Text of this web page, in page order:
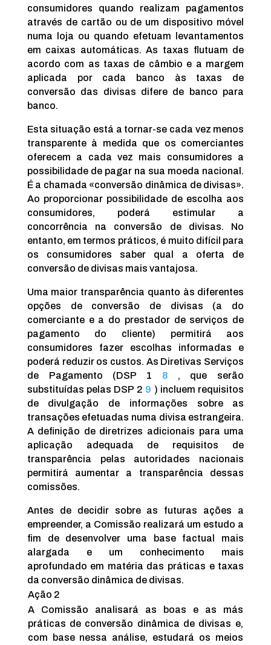
consumidores quando realizam pagamentos
através de cartão ou de um dispositivo móvel
numa loja ou quando efetuam levantamentos
em caixas automáticas. As taxas flutuam de
acordo com as taxas de câmbio e a margem
aplicada por cada banco às taxas de
conversão das divisas difere de banco para
banco.
Esta situação está a tornar-se cada vez menos
transparente à medida que os comerciantes
oferecem a cada vez mais consumidores a
possibilidade de pagar na sua moeda nacional.
É a chamada «conversão dinâmica de divisas».
Ao proporcionar possibilidade de escolha aos
consumidores, poderá estimular a
concorrência na conversão de divisas. No
entanto, em termos práticos, é muito difícil para
os consumidores saber qual a oferta de
conversão de divisas mais vantajosa.
Uma maior transparência quanto às diferentes
opções de conversão de divisas (a do
comerciante e a do prestador de serviços de
pagamento do cliente) permitirá aos
consumidores fazer escolhas informadas e
poderá reduzir os custos. As Diretivas Serviços
de Pagamento (DSP 1
8
, que serão
substituídas pelas DSP 2 9 ) incluem requisitos
de divulgação de informações sobre as
transações efetuadas numa divisa estrangeira.
A definição de diretrizes adicionais para uma
aplicação adequada de requisitos de
transparência pelas autoridades nacionais
permitirá aumentar a transparência dessas
comissões.
Antes de decidir sobre as futuras ações a
empreender, a Comissão realizará um estudo a
fim de desenvolver uma base factual mais
alargada e um conhecimento mais
aprofundado em matéria das práticas e taxas
da conversão dinâmica de divisas.
Ação 2
A Comissão analisará as boas e as más
práticas de conversão dinâmica de divisas e,
com base nessa análise, estudará os meios